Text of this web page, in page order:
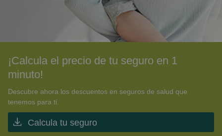
¡Calcula el precio de tu seguro en 1
minuto!
Descubre ahora los descuentos en seguros de salud que
tenemos para ti.
Calcula tu seguro